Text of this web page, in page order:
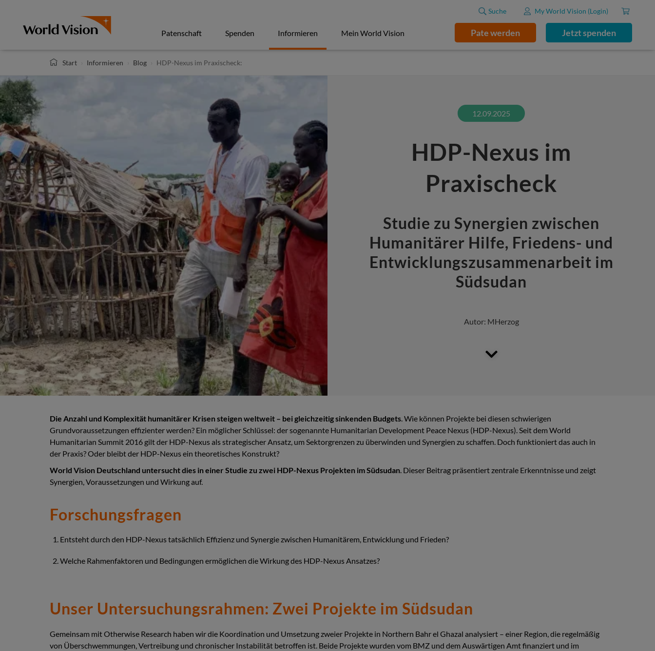
Patenschaft Spenden Informieren Mein World Vision Pate werden Jetzt spenden
Suche My World Vision (Login)
Start Informieren Blog HDP-Nexus im Praxischeck:
12.09.2025
HDP-Nexus im
Praxischeck
Studie zu Synergien zwischen
Humanitärer Hilfe, Friedens- und
Entwicklungszusammenarbeit im
Südsudan
Autor: MHerzog
Die Anzahl und Komplexität humanitärer Krisen steigen weltweit – bei gleichzeitig sinkenden Budgets. Wie können Projekte bei diesen schwierigen
Grundvoraussetzungen effizienter werden? Ein möglicher Schlüssel: der sogenannte Humanitarian Development Peace Nexus (HDP-Nexus). Seit dem World
Humanitarian Summit 2016 gilt der HDP-Nexus als strategischer Ansatz, um Sektorgrenzen zu überwinden und Synergien zu schaffen. Doch funktioniert das auch in
der Praxis? Oder bleibt der HDP-Nexus ein theoretisches Konstrukt?
World Vision Deutschland untersucht dies in einer Studie zu zwei HDP-Nexus Projekten im Südsudan. Dieser Beitrag präsentiert zentrale Erkenntnisse und zeigt
Synergien, Voraussetzungen und Wirkung auf.
Forschungsfragen
Entsteht durch den HDP-Nexus tatsächlich Effizienz und Synergie zwischen Humanitärem, Entwicklung und Frieden?
Welche Rahmenfaktoren und Bedingungen ermöglichen die Wirkung des HDP-Nexus Ansatzes?
Unser Untersuchungsrahmen: Zwei Projekte im Südsudan
Gemeinsam mit Otherwise Research haben wir die Koordination und Umsetzung zweier Projekte in Northern Bahr el Ghazal analysiert – einer Region, die regelmäßig
von Überschwemmungen, Vertreibung und chronischer Instabilität betroffen ist. Beide Projekte wurden vom BMZ und dem Auswärtigen Amt finanziert und im